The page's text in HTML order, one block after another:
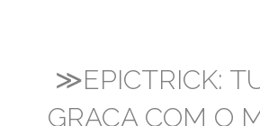
≫EPICTRICK:
GRAÇA COM O